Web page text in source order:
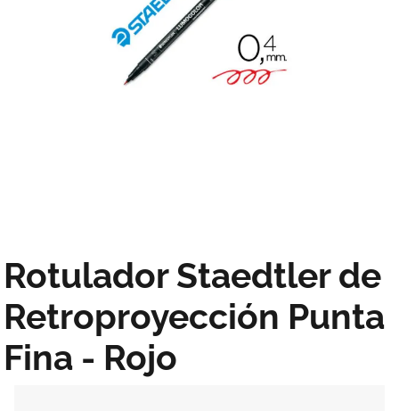
Rotulador Staedtler de
Retroproyección Punta
Fina - Rojo